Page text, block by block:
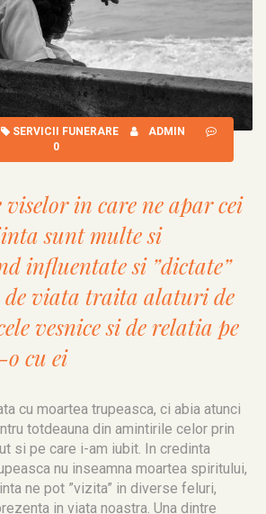
SERVICII FUNERARE
ADMIN
0
in care ne apar cei
sunt multe si
influentate si ”dictate”
de viata traita alaturi de
vesnice si de relatia pe
cu ei
cu moartea trupeasca, ci abia atunci
totdeauna din amintirile celor prin
si pe care i-am iubit. In credinta
nu inseamna moartea spiritului,
ne pot ”vizita” in diverse feluri,
in viata noastra. Una dintre